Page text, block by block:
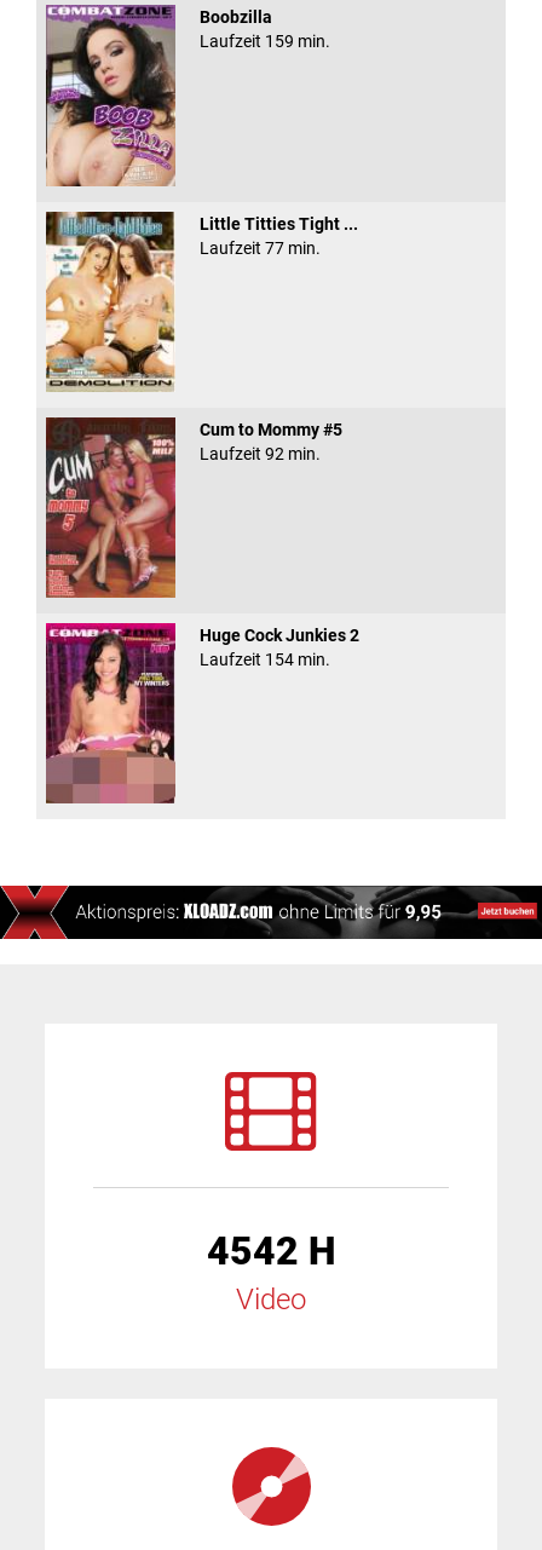
Boobzilla
Laufzeit 159 min.
Little Titties Tight ...
Laufzeit 77 min.
Cum to Mommy #5
Laufzeit 92 min.
Huge Cock Junkies 2
Laufzeit 154 min.
4542 H
Video